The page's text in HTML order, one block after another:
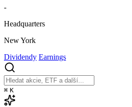
-
Headquarters
New York
Dividendy Earnings
⌘ K